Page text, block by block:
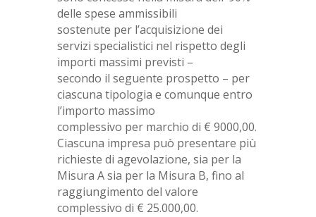
delle spese ammissibili
sostenute per l’acquisizione dei
servizi specialistici nel rispetto degli
importi massimi previsti –
secondo il seguente prospetto – per
ciascuna tipologia e comunque entro
l’importo massimo
complessivo per marchio di € 9000,00.
Ciascuna impresa può presentare più
richieste di agevolazione, sia per la
Misura A sia per la Misura B, fino al
raggiungimento del valore
complessivo di € 25.000,00.